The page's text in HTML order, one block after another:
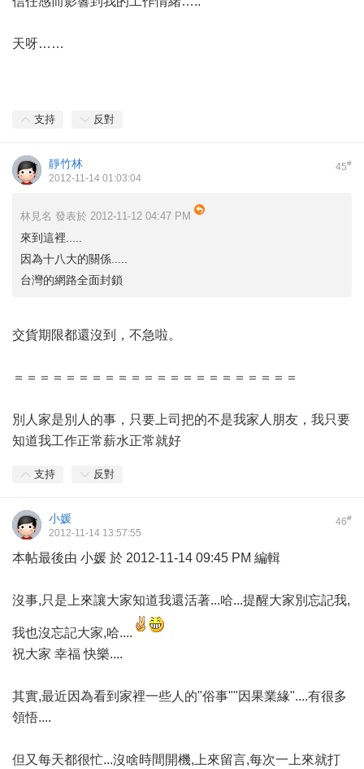
天呀……
支持 反對
45#
靜竹林
2012-11-14 01:03:04
林見名 發表於 2012-11-12 04:47 PM
來到這裡.....
因為十八大的關係.....
台灣的網路全面封鎖
交貨期限都還沒到，不急啦。
＝＝＝＝＝＝＝＝＝＝＝＝＝＝＝＝＝＝＝＝＝＝
別人家是別人的事，只要上司把的不是我家人朋友，我只要
知道我工作正常薪水正常就好
支持 反對
46#
小媛
2012-11-14 13:57:55
本帖最後由 小媛 於 2012-11-14 09:45 PM 編輯
沒事,只是上來讓大家知道我還活著...哈...提醒大家別忘記我,
我也沒忘記大家,哈....
祝大家 幸福 快樂....
其實,最近因為看到家裡一些人的"俗事""因果業緣"....有很多
領悟....
但又每天都很忙...沒啥時間開機,上來留言,每次一上來就打